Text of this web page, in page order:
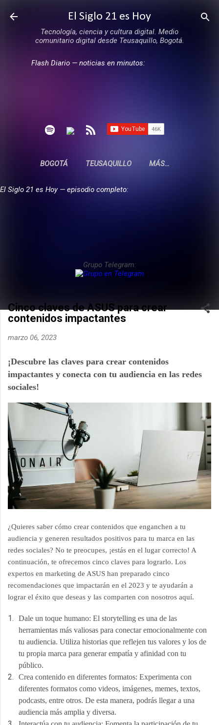
Ir al contenido principal
El Siglo 21 es Hoy
Tecnología, ciencia y cultura digital. Medio
comunitario digital desde Teusaquillo, Bogotá.
Flash Diario — noticias en minutos:
BOGOTÁ TEUSAQUILLO MÁS…
El Siglo 21 es Hoy — episodio completo:
Grupo Telegram:
Cinco claves de ASUS para crear
contenidos impactantes
marzo 06, 2023
¡Descubre las claves para crear contenidos
impactantes y conecta con tu audiencia en las redes
sociales!
¿Quieres saber cómo crear contenidos que enganchen a tu
audiencia y generen resultados positivos para tu marca en las
redes sociales? No te preocupes, ¡estás en el lugar correcto! A
continuación, te ofrecemos cinco claves para lograrlo. Los
expertos en marketing de ASUS han preparado cinco
recomendaciones que impactarán en el 2023 y te ayudarán a
lograr el éxito que deseas y las comparten con nosotros aquí.
Dale un toque humano: El storytelling es una de las
herramientas más valiosas para conectar emocionalmente con
tu audiencia. Utiliza historias que reflejen tus valores y los de
tu propia marca para generar empatía y afinidad con tu
público.
Crea contenido en diferentes formatos: Experimenta con
diferentes formatos como videos, imágenes, memes, textos,
podcasts, entre otros. De esta manera, podrás llegar a una
audiencia más amplia y diversa.